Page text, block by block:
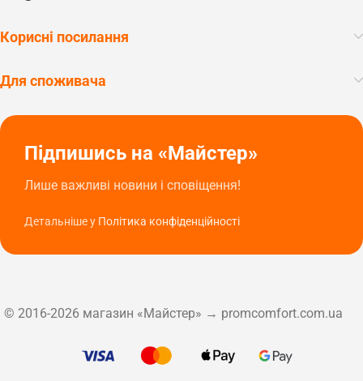
Корисні посилання
Для споживача
Підпишись на «Майстер»
Лише важливі новини і сповіщення!
Детальніше у Політика конфіденційності
© 2016-2026 магазин «Майстер» → promcomfort.com.ua